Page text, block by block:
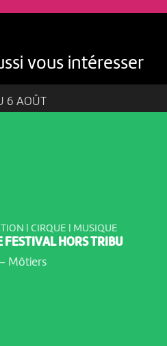
vous intéresser
6 AOÛT
| CIRQUE | MUSIQUE
FESTIVAL HORS TRIBU
Môtiers